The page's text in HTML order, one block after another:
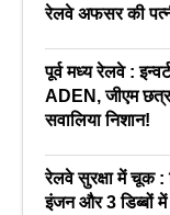
रेलवे अफसर की
पूर्व मध्य रेलवे :
ADEN, जीएम
सवालिया निशान!
रेलवे सुरक्षा में चूक :
इंजन और 3 डिब्बों में